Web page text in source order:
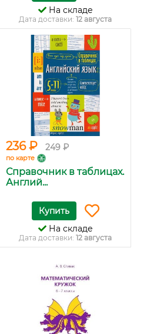
На складе
Дата доставки: 12 августа
236 ₽ 249 ₽
по карте
Справочник в таблицах.
Англий...
Купить
На складе
Дата доставки: 12 августа